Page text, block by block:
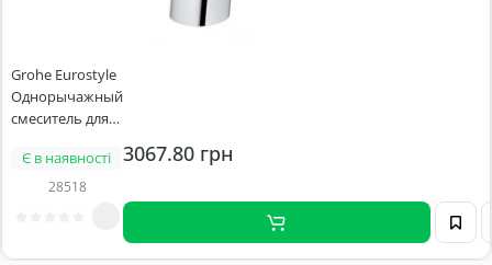
Grohe Eurostyle
Однорычажный
смеситель для
(23709003)
Є в наявності
28518
3067.80 грн